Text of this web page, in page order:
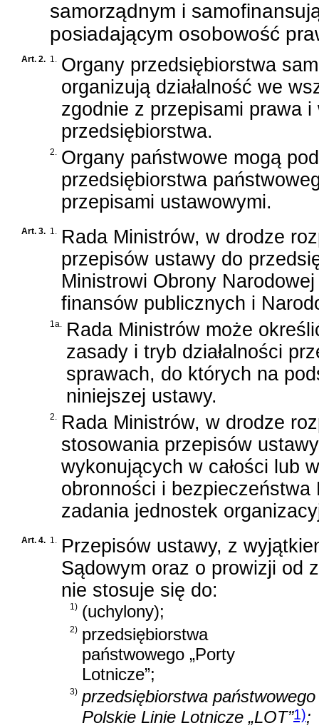
samorządnym i
posiadającym osobowość
Art. 2. 1. Organy przedsiębiorstwa
organizują działalność we
zgodnie z przepisami prawa
przedsiębiorstwa.
2. Organy państwowe mogą
przedsiębiorstwa
przepisami ustawowymi.
Art. 3. 1. Rada Ministrów, w drodze
przepisów ustawy do
Ministrowi Obrony
finansów publicznych i
1a. Rada Ministrów może
zasady i tryb działalności
sprawach, do których na
niniejszej ustawy.
2. Rada Ministrów, w drodze
stosowania przepisów
wykonujących w całości lub
obronności i
zadania jednostek
Art. 4. 1. Przepisów ustawy, z
Sądowym oraz o prowizji od
nie stosuje się do:
1) (uchylony);
2) przedsiębiorstwa
państwowego „Porty
Lotnicze”;
3) przedsiębiorstwa państwowego
Polskie Linie Lotnicze „LOT”1);